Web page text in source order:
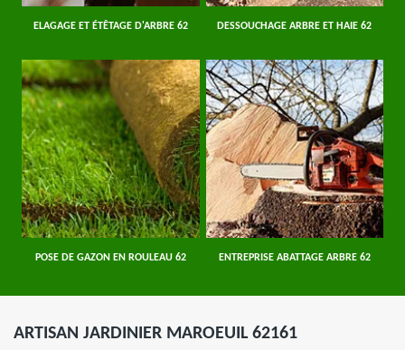
ELAGAGE ET ÉTÊTAGE D'ARBRE 62 DESSOUCHAGE ARBRE ET HAIE 62
POSE DE GAZON EN ROULEAU 62 ENTREPRISE ABATTAGE ARBRE 62
ARTISAN JARDINIER MAROEUIL 62161